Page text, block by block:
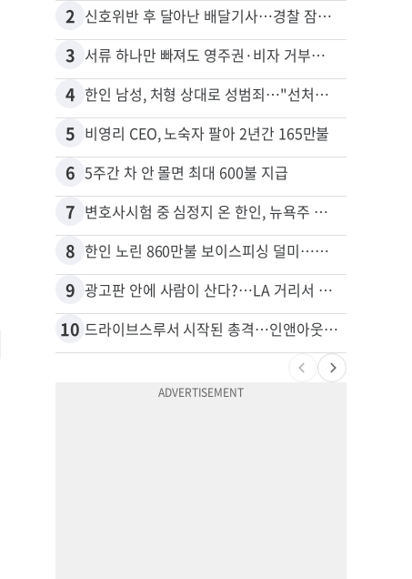
2 신호위반 후 달아난 배달기사…경찰 잠복해 잡고보니 ‘반전’
3 서류 하나만 빠져도 영주권·비자 거부…심사관 재량권 대폭 확대
4 한인 남성, 처형 상대로 성범죄…"선처해줬더니 배신자 취급"
5 비영리 CEO, 노숙자 팔아 2년간 165만불
6 5주간 차 안 몰면 최대 600불 지급
7 변호사시험 중 심정지 온 한인, 뉴욕주 제소
8 한인 노린 860만불 보이스피싱 덜미…영사관·한국 검찰 사칭
9 광고판 안에 사람이 산다?…LA 거리서 화제
10 드라이브스루서 시작된 총격…인앤아웃 참사 영상 공개